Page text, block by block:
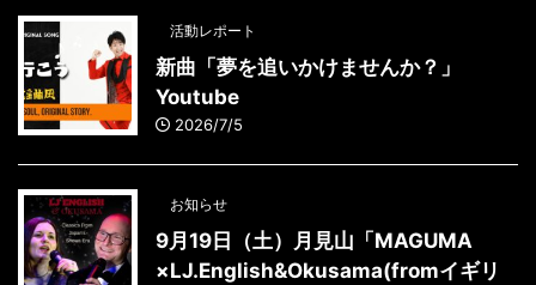
活動レポート
新曲「夢を追いかけませんか？」
Youtube
2026/7/5
お知らせ
9月19日（土）月見山「MAGUMA
×LJ.English&Okusama(fromイギリ